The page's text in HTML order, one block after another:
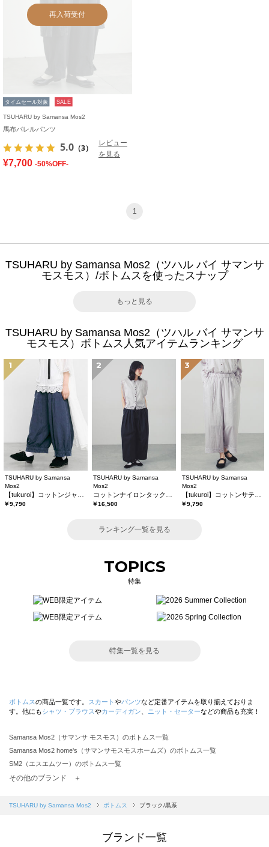
再入荷受付
タイムセール対象 SALE
TSUHARU by Samansa Mos2
馬布バレルパンツ
5.0 （3）
レビュー
を見る
¥7,700 -50%OFF-
1
TSUHARU by Samansa Mos2（ツハル バイ サマンサ
モスモス）/ボトムスを使ったスナップ
もっと見る
TSUHARU by Samansa Mos2（ツハル バイ サマンサ
モスモス）ボトムス人気アイテムランキング
1
TSUHARU by Samansa
Mos2
￥9,790
2
TSUHARU by Samansa
Mos2
￥16,500
3
TSUHARU by Samansa
Mos2
￥9,790
ランキング一覧を見る
TOPICS
特集
特集一覧を見る
ボトムスの商品一覧です。 スカート やパンツなど定番アイテムを取り揃えておりま
す。他にもシャツ・ブラウスやカーディガン ニット・セーターなどの商品も充実！
Samansa Mos2（サマンサ モスモス）のボトムス一覧
Samansa Mos2 home's（サマンサモスモスホームズ）のボトムス一覧
SM2（エスエムツー）のボトムス一覧
TSUHARU by Samansa Mos2（ツハルバイサマンサモスモス）のボトムス一覧
Samansa Mos2 blue（サマンサモスモス ブルー）のボトムス一覧
sō4ū（ソウフォーユー）のボトムス一覧
その他のブランド ＋
TSUHARU by Samansa Mos2 ボトムス ブラック/黒系
ブランド一覧